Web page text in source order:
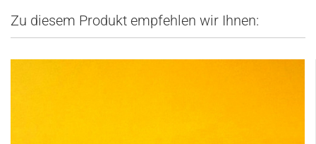
Zu diesem Produkt empfehlen wir Ihnen: